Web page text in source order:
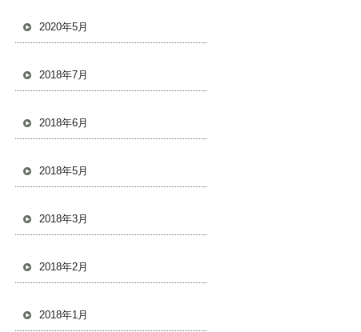
2020年5月
2018年7月
2018年6月
2018年5月
2018年3月
2018年2月
2018年1月